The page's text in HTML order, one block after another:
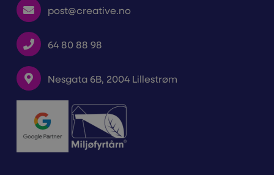
post@creative.no
64 80 88 98
Nesgata 6B, 2004 Lillestrøm